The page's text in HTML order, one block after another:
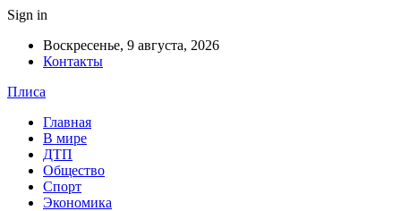
Sign in
Воскресенье, 9 августа, 2026
Контакты
Плиса
Главная
В мире
ДТП
Общество
Спорт
Экономика